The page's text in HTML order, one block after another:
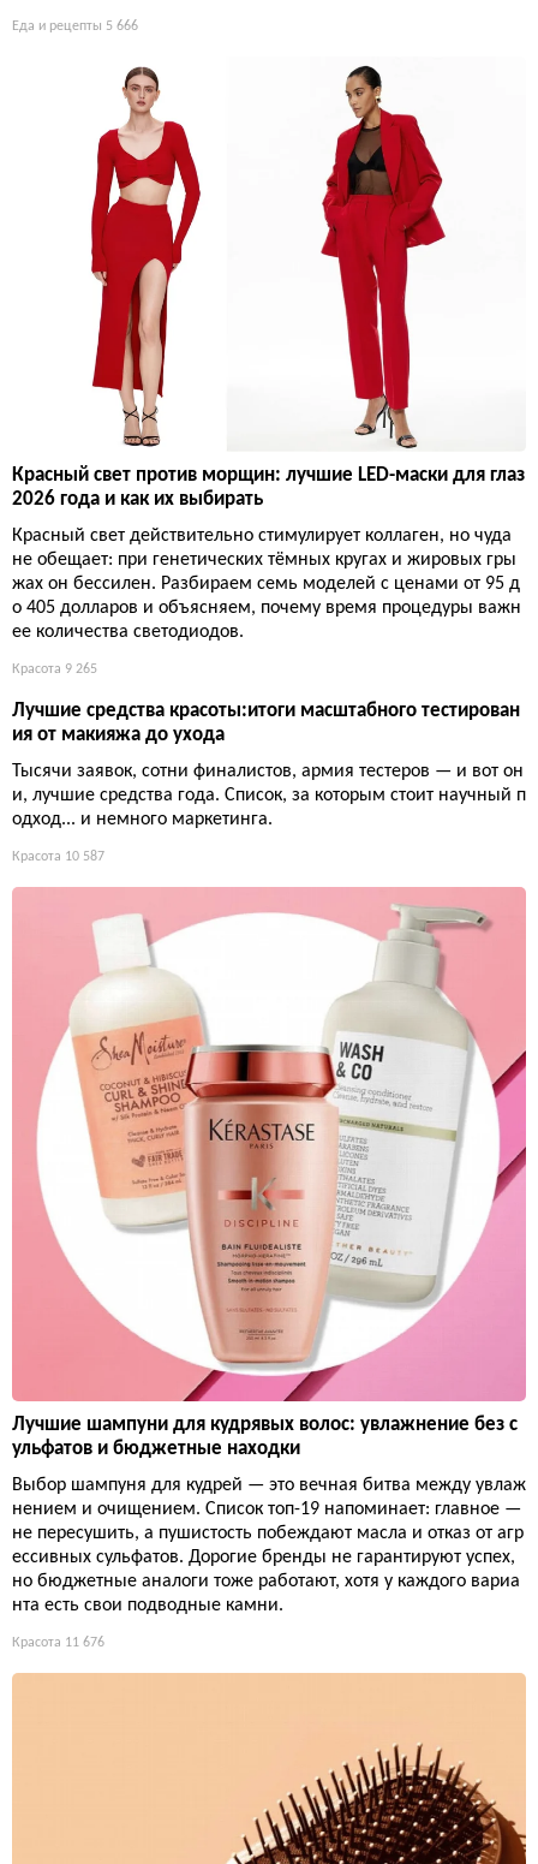
Еда и рецепты 5 666
Красный свет против морщин: лучшие LED-маски для глаз
2026 года и как их выбирать
Красный свет действительно стимулирует коллаген, но чуда
не обещает: при генетических тёмных кругах и жировых гры
жах он бессилен. Разбираем семь моделей с ценами от 95 д
о 405 долларов и объясняем, почему время процедуры важн
ее количества светодиодов.
Красота 9 265
Лучшие средства красоты:итоги масштабного тестирован
ия от макияжа до ухода
Тысячи заявок, сотни финалистов, армия тестеров — и вот он
и, лучшие средства года. Список, за которым стоит научный п
одход... и немного маркетинга.
Красота 10 587
Лучшие шампуни для кудрявых волос: увлажнение без с
ульфатов и бюджетные находки
Выбор шампуня для кудрей — это вечная битва между увлаж
нением и очищением. Список топ-19 напоминает: главное —
не пересушить, а пушистость побеждают масла и отказ от агр
ессивных сульфатов. Дорогие бренды не гарантируют успех,
но бюджетные аналоги тоже работают, хотя у каждого вариа
нта есть свои подводные камни.
Красота 11 676